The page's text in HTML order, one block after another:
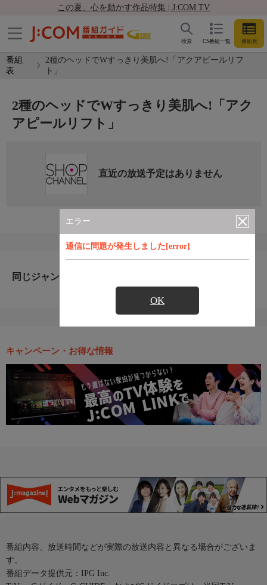
この夏、心を動かす作品特集 | J:COM TV
CS番組一覧 番組表
検索
番組
表
2種のヘッドでWすっきり美肌へ!「アクアピールリフ
ト」
エラー
通信に問題が発生しました[error]
OK
2種のヘッドでWすっきり美肌へ!「アク
アピールリフト」
直近の放送予定はありません
同じジャンルのおすすめ番組
キャンペーン・お得な情報
番組内容、放送時間などが実際の放送内容と異なる場合がございま
す。
番組データ提供元：IPG Inc.